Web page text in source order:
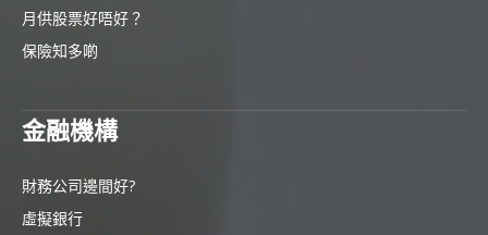
月供股票好唔好？
保險知多啲
金融機構
財務公司邊間好?
虛擬銀行